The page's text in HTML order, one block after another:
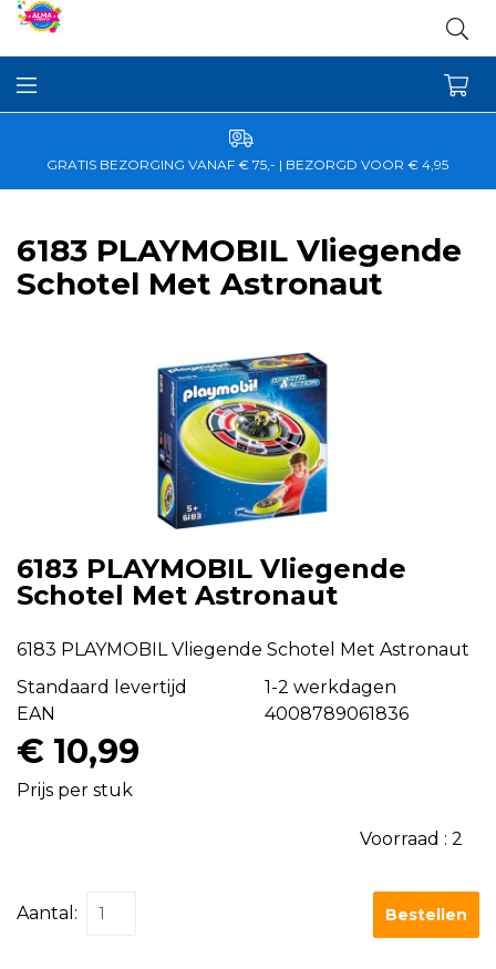
GRATIS BEZORGING VANAF € 75,- | BEZORGD VOOR € 4,95
6183 PLAYMOBIL Vliegende
Schotel Met Astronaut
6183 PLAYMOBIL Vliegende
Schotel Met Astronaut
6183 PLAYMOBIL Vliegende Schotel Met Astronaut
Standaard levertijd
1-2 werkdagen
EAN
4008789061836
€ 10,99
Prijs per stuk
Voorraad : 2
Aantal: Bestellen